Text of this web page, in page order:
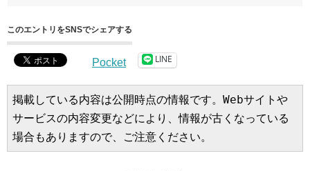
このエントリをSNSでシェアする
Pocket LINE
掲載している内容は公開時点の情報です。Webサイトや
サービスの内容変更などにより、情報が古くなっている
場合もありますので、ご注意ください。